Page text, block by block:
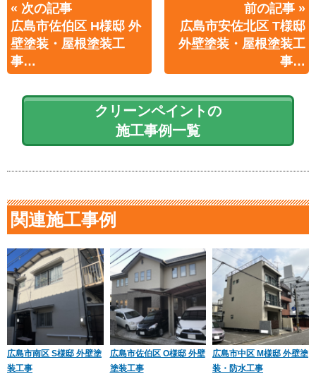
« 次の記事
広島市佐伯区 H様邸 外
壁塗装・屋根塗装工
事…
前の記事 »
広島市安佐北区 T様邸
外壁塗装・屋根塗装工
事…
クリーンペイントの
施工事例一覧
関連施工事例
広島市南区 S様邸 外壁塗
装工事
広島市佐伯区 O様邸 外壁
塗装工事
広島市中区 M様邸 外壁塗
装・防水工事